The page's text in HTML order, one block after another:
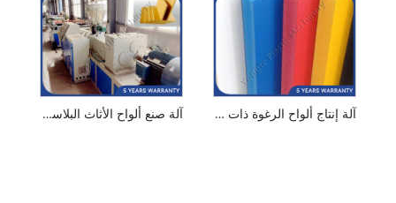
آلة صنع ألواح الأثاث البلاستيكية والخشبية WPC آلة إنتاج ألواح الرغوة ذات القشرة WPC